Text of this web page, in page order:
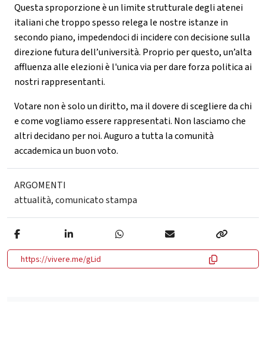
Questa sproporzione è un limite strutturale degli atenei
italiani che troppo spesso relega le nostre istanze in
secondo piano, impedendoci di incidere con decisione sulla
direzione futura dell’università. Proprio per questo, un’alta
affluenza alle elezioni è l'unica via per dare forza politica ai
nostri rappresentanti.
Votare non è solo un diritto, ma il dovere di scegliere da chi
e come vogliamo essere rappresentati. Non lasciamo che
altri decidano per noi. Auguro a tutta la comunità
accademica un buon voto.
ARGOMENTI
attualità,comunicato stampa
https://vivere.me/gLid